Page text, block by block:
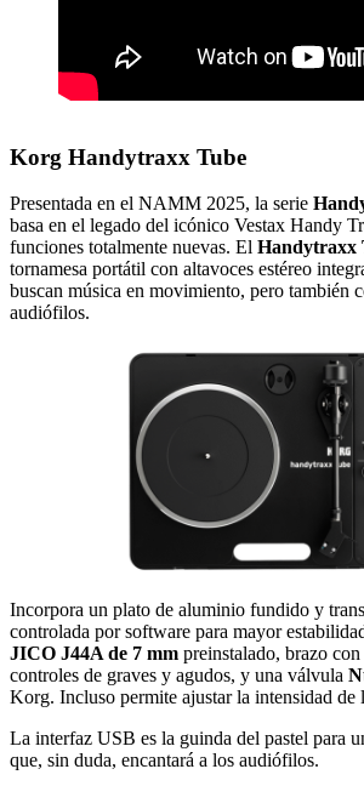
Korg Handytraxx Tube
Presentada en el NAMM 2025, la serie
basa en el legado del icónico Vestax Handy
funciones totalmente nuevas. El Handytraxx
tornamesa portátil con altavoces estéreo
buscan música en movimiento, pero también
audiófilos.
Incorpora un plato de aluminio fundido y
controlada por software para mayor
JICO J44A de 7 mm preinstalado, brazo
controles de graves y agudos, y una válvula
Korg. Incluso permite ajustar la intensidad de
La interfaz USB es la guinda del pastel para
que, sin duda, encantará a los audiófilos.